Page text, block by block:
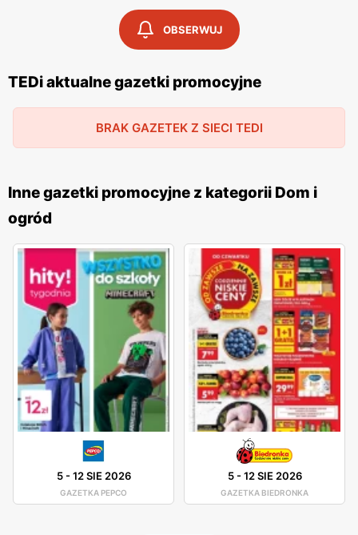
, które są źródłem informacji o
najnowszych ofertach i okazjach cenowych.
ukazują się co dwa tygodnie, umożliwiając klientom
śledzenie aktualnych
promocji i korzystanie z
na szeroki asortyment produktów. Dzięki regularnym
zakupach, co jest dużym atutem sieci TEDi. Jednym z
gospodarstwa domowego, dekoracje, narzędzia, produkty
sezonowe, a także odzież i akcesoria. Tak szeroki
asortyment sprawia, że TEDi jest miejscem, gdzie można
zaopatrzyć się w wiele potrzebnych rzeczy w jednym
miejscu. Dodatkowo, sieć stawia na nowości i regularnie
wprowadza do swojej oferty nowe produkty, odpowiadając
na zmieniające się potrzeby klientów. TEDi wyróżnia się
również dbałością o jakość oferowanych produktów. Mimo
że sieć specjalizuje się w sprzedaży towarów w
przystępnych cenach, nie rezygnuje z jakości. Wszystkie
produkty są starannie selekcjonowane i testowane, aby
spełniały oczekiwania klientów pod względem
funkcjonalności i trwałości. Dzięki temu klienci mogą mieć
pewność, że kupują produkty, które posłużą im przez długi
czas. Sieć TEDi rozwija się dynamicznie i regularnie
OBSERWUJ
TEDi aktualne gazetki promocyjne
BRAK GAZETEK Z SIECI TEDI
Inne gazetki promocyjne z kategorii Dom i
ogród
5-12 SIE 2026
GAZETKA PEPCO
5-12 SIE 2026
GAZETKA BIEDRONKA